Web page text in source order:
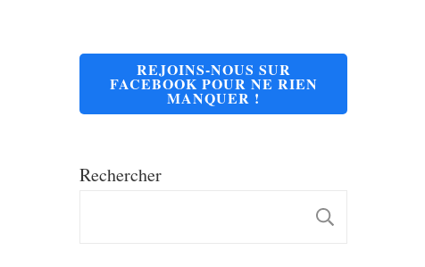
REJOINS-NOUS SUR
FACEBOOK POUR NE RIEN
MANQUER !
Rechercher